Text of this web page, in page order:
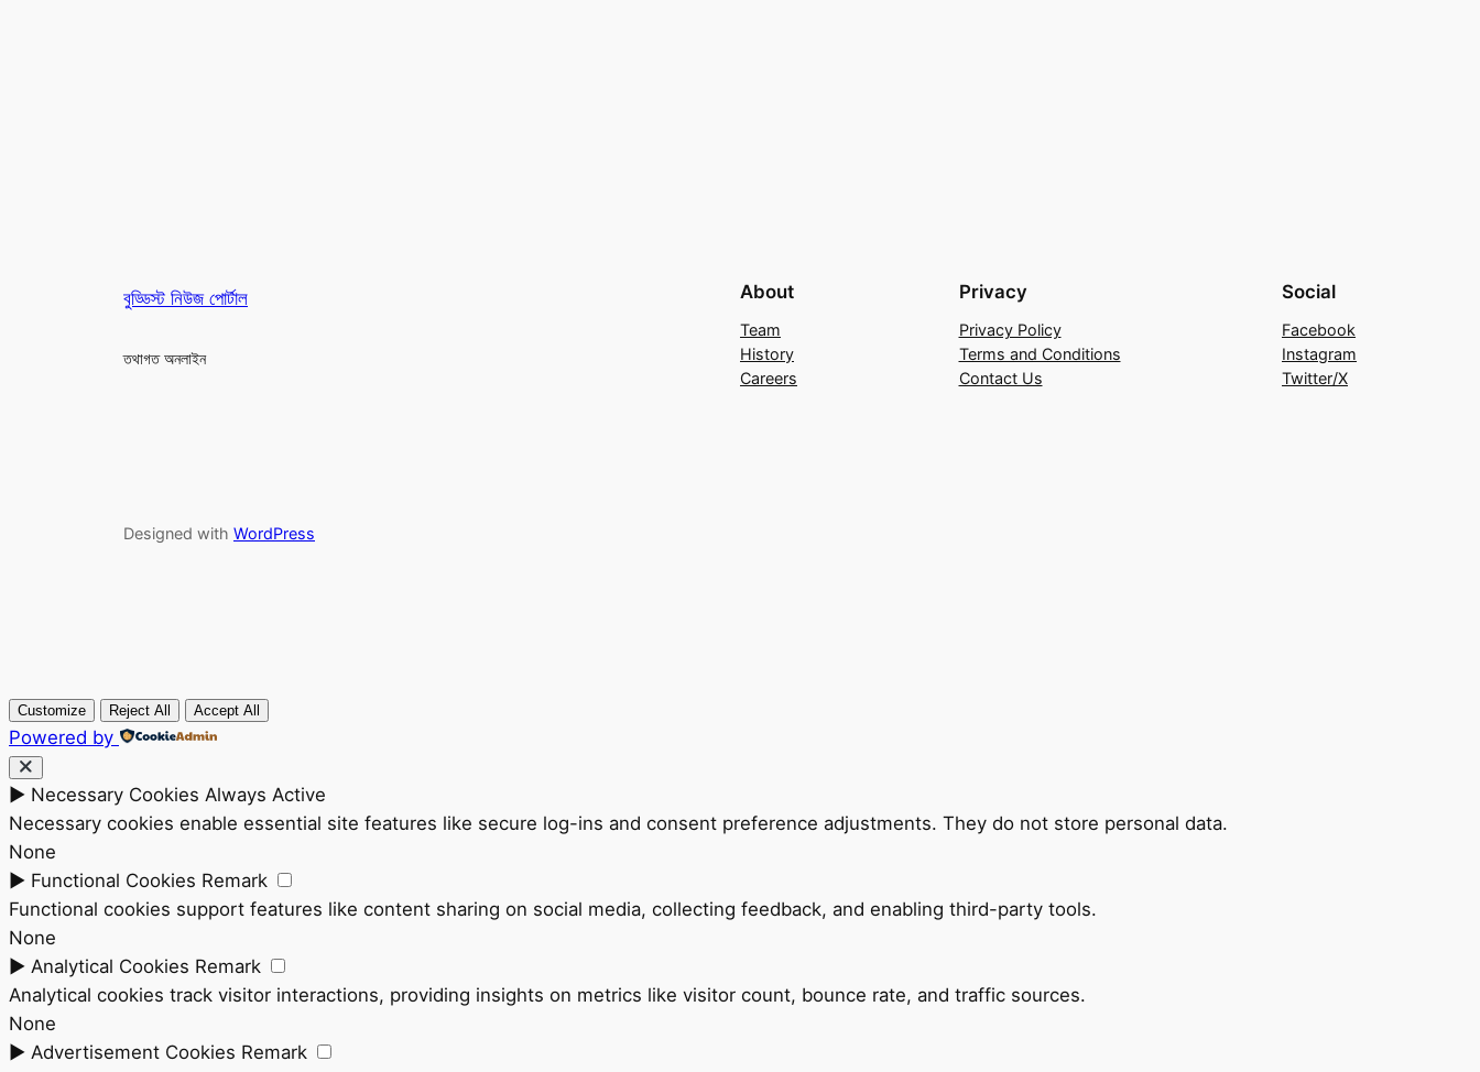
বুড্ডিস্ট নিউজ পোর্টাল
তথাগত অনলাইন
About
Team
History
Careers
Privacy
Privacy Policy
Terms and Conditions
Contact Us
Social
Facebook
Instagram
Twitter/X
Designed with WordPress
Customize Reject All Accept All
Powered by
► Necessary Cookies Always Active
Necessary cookies enable essential site features like secure log-ins and consent preference adjustments. They do not store personal data.
None
► Functional Cookies Remark
Functional cookies support features like content sharing on social media, collecting feedback, and enabling third-party tools.
None
► Analytical Cookies Remark
Analytical cookies track visitor interactions, providing insights on metrics like visitor count, bounce rate, and traffic sources.
None
► Advertisement Cookies Remark